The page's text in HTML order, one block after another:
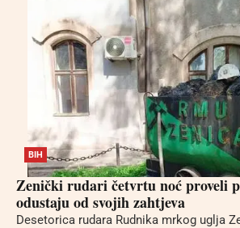
BIH
Zenički rudari četvrtu noć proveli
odustaju od svojih zahtjeva
Desetorica rudara Rudnika mrkog uglja